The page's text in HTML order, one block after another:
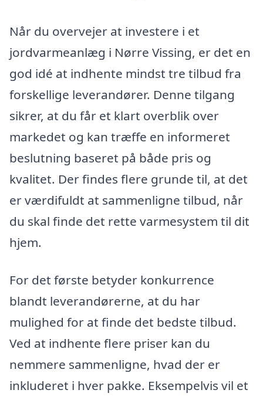
Når du overvejer at investere i et
jordvarmeanlæg i Nørre Vissing, er det en
god idé at indhente mindst tre tilbud fra
forskellige leverandører. Denne tilgang
sikrer, at du får et klart overblik over
markedet og kan træffe en informeret
beslutning baseret på både pris og
kvalitet. Der findes flere grunde til, at det
er værdifuldt at sammenligne tilbud, når
du skal finde det rette varmesystem til dit
hjem.
For det første betyder konkurrence
blandt leverandørerne, at du har
mulighed for at finde det bedste tilbud.
Ved at indhente flere priser kan du
nemmere sammenligne, hvad der er
inkluderet i hver pakke. Eksempelvis vil et